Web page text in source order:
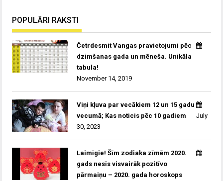
POPULĀRI RAKSTI
Četrdesmit Vangas pravietojumi pēc
dzimšanas gada un mēneša. Unikāla
tabula!
November 14, 2019
Viņi kļuva par vecākiem 12 un 15 gadu
vecumā; Kas noticis pēc 10 gadiem
July
30, 2023
Laimīgie! Šīm zodiaka zīmēm 2020.
gads nesīs visvairāk pozitīvo
pārmaiņu – 2020. gada horoskops